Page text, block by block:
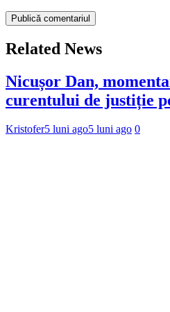
Related News
Nicușor Dan,
curentului de justiție
Kristofer5 luni ago5 luni ago 0